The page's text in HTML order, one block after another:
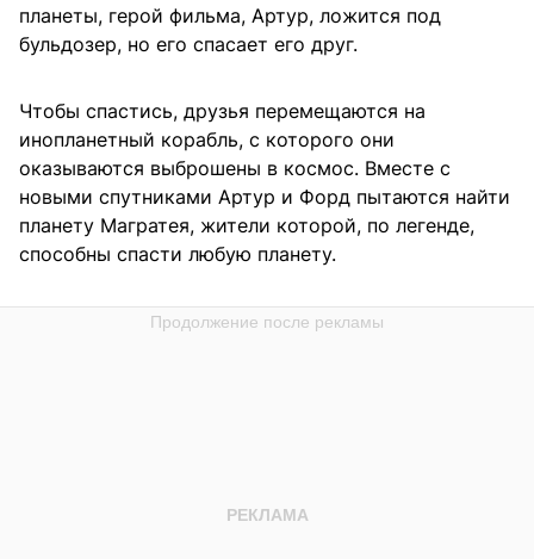
планеты, герой фильма, Артур, ложится под
бульдозер, но его спасает его друг.
Чтобы спастись, друзья перемещаются на
инопланетный корабль, с которого они
оказываются выброшены в космос. Вместе с
новыми спутниками Артур и Форд пытаются найти
планету Магратея, жители которой, по легенде,
способны спасти любую планету.